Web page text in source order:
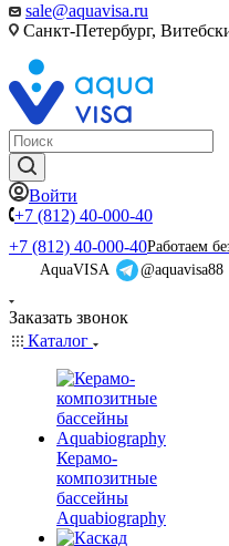
sale@aquavisa.ru
Санкт-Петербург,
Войти
+7 (812) 40-000-40
+7 (812) 40-000-40Работаем
AquaVISA
@aquavisa88
Заказать звонок
Каталог
Керамо-
композитные
бассейны
Aquabiography